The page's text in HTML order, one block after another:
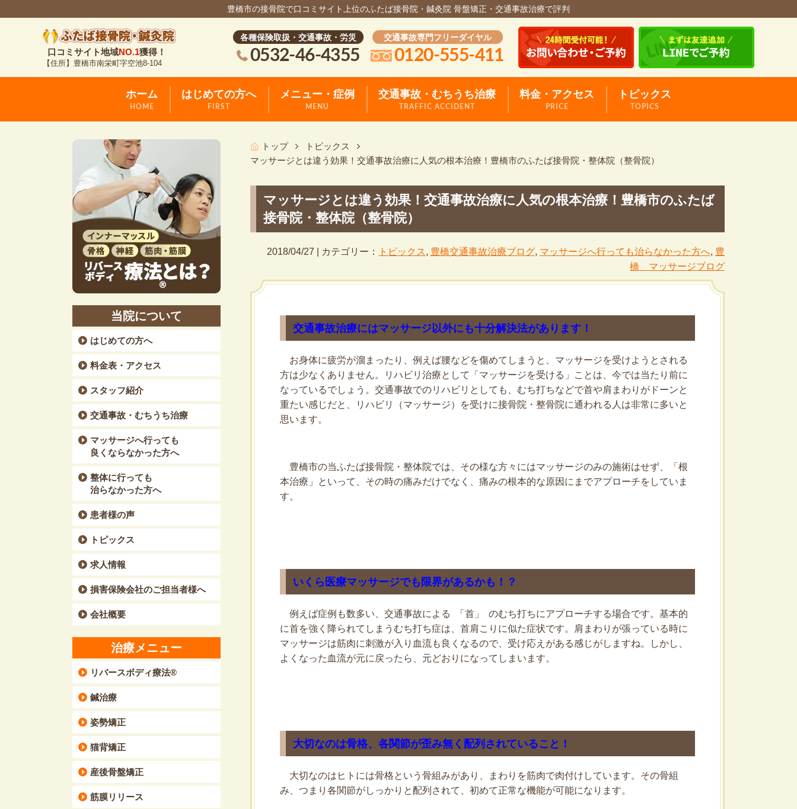
豊橋市の接骨院で口コミサイト上位のふたば接骨院・鍼灸院 骨盤矯正・交通事故治療で評判
口コミサイト地域NO.1獲得！
【住所】豊橋市南栄町字空池8-104
各種保険取扱・交通事故・労災
0532-46-4355
交通事故専門フリーダイヤル
0120-555-411
ホーム
HOME
はじめての方へ
FIRST
メニュー・症例
MENU
交通事故・むちうち治療
TRAFFIC ACCIDENT
料金・アクセス
PRICE
トピックス
TOPICS
トップ
トピックス
マッサージとは違う効果！交通事故治療に人気の根本治療！豊橋市のふたば接骨院・整体院（整骨院）
マッサージとは違う効果！交通事故治療に人気の根本治療！豊橋市のふたば
接骨院・整体院（整骨院）
2018/04/27 | カテゴリー： トピックス, 豊橋交通事故治療ブログ, マッサージへ行っても治らなかった方へ, 豊
橋 マッサージブログ
交通事故治療にはマッサージ以外にも十分解決法があります！
お身体に疲労が溜まったり、例えば腰などを傷めてしまうと、マッサージを受けようとされる
方は少なくありません。リハビリ治療として「マッサージを受ける」ことは、今では当たり前に
なっているでしょう。交通事故でのリハビリとしても、むち打ちなどで首や肩まわりがドーンと
重たい感じだと、リハビリ（マッサージ）を受けに接骨院・整骨院に通われる人は非常に多いと
思います。
豊橋市の当ふたば接骨院・整体院では、その様な方々にはマッサージのみの施術はせず、「根
本治療」といって、その時の痛みだけでなく、痛みの根本的な原因にまでアプローチをしていま
す。
いくら医療マッサージでも限界があるかも！？
例えば症例も数多い、交通事故による 「首」 のむち打ちにアプローチする場合です。基本的
に首を強く降られてしまうむち打ち症は、首肩こりに似た症状です。肩まわりが張っている時に
マッサージは筋肉に刺激が入り血流も良くなるので、受け応えがある感じがしますね。しかし、
よくなった血流が元に戻ったら、元どおりになってしまいます。
大切なのは骨格、各関節が歪み無く配列されていること！
大切なのはヒトには骨格という骨組みがあり、まわりを筋肉で肉付けしています。その骨組
み、つまり各関節がしっかりと配列されて、初めて正常な機能が可能になります。
当院について
はじめての方へ
料金表・アクセス
スタッフ紹介
交通事故・むちうち治療
マッサージへ行っても
良くならなかった方へ
整体に行っても
治らなかった方へ
患者様の声
トピックス
求人情報
損害保険会社のご担当者様へ
会社概要
治療メニュー
リバースボディ療法®
鍼治療
姿勢矯正
猫背矯正
産後骨盤矯正
筋膜リリース